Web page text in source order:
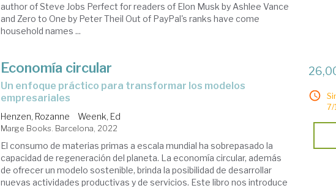
author of Steve Jobs Perfect for readers of Elon Musk by Ashlee Vance
and Zero to One by Peter Theil Out of PayPal's ranks have come
household names ...
Economía circular
un enfoque práctico para transformar los modelos
empresariales
Henzen, Rozanne Weenk, Ed
Marge Books. Barcelona, 2022
El consumo de materias primas a escala mundial ha sobrepasado la
capacidad de regeneración del planeta. La economía circular, además
de ofrecer un modelo sostenible, brinda la posibilidad de desarrollar
nuevas actividades productivas y de servicios. Este libro nos introduce
7/